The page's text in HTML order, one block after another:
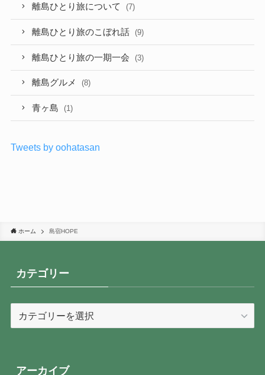
離島ひとり旅について (7)
離島ひとり旅のこぼれ話 (9)
離島ひとり旅の一期一会 (3)
離島グルメ (8)
青ヶ島 (1)
Tweets by oohatasan
ホーム 島宿HOPE
カテゴリー
ーアーカイブ